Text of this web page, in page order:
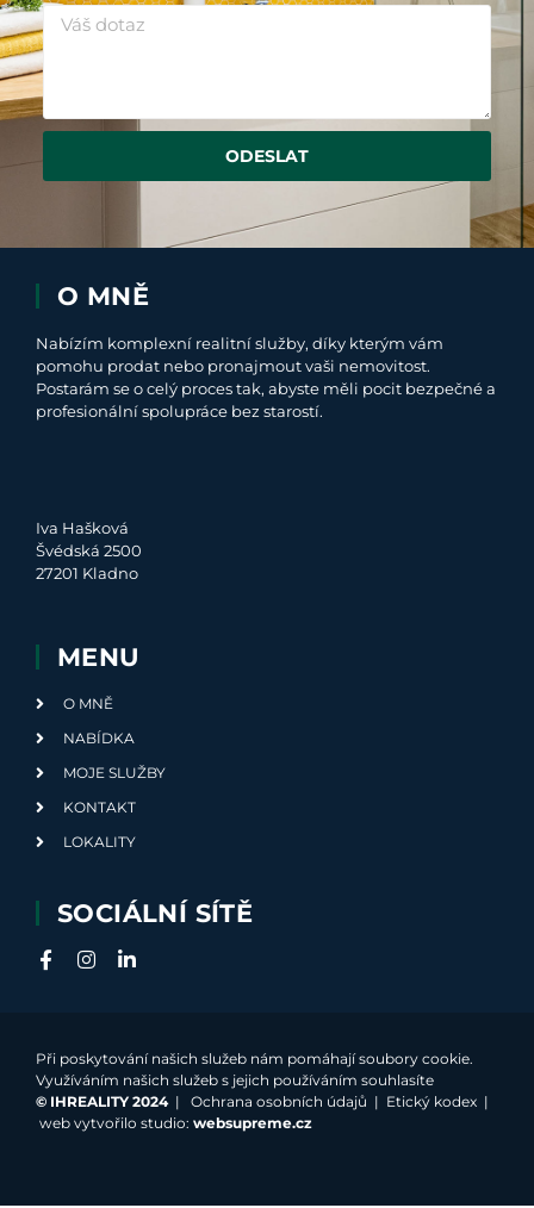
ODESLAT
O MNĚ
Nabízím komplexní realitní služby, díky kterým vám
pomohu prodat nebo pronajmout vaši nemovitost.
Postarám se o celý proces tak, abyste měli pocit bezpečné a
profesionální spolupráce bez starostí.
Iva Hašková
Švédská 2500
27201 Kladno
MENU
O MNĚ
NABÍDKA
MOJE SLUŽBY
KONTAKT
LOKALITY
SOCIÁLNÍ SÍTĚ
Při poskytování našich služeb nám pomáhají soubory cookie.
Využíváním našich služeb s jejich používáním souhlasíte
© IHREALITY 2024| Ochrana osobních údajů | Etický kodex |
web vytvořilo studio: websupreme.cz